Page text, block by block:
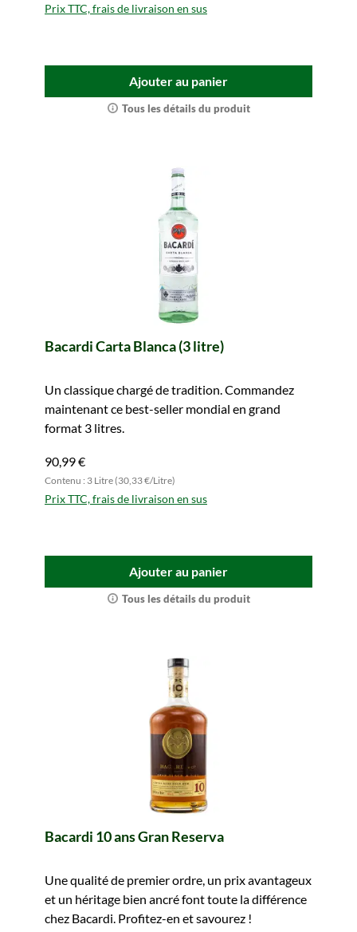
Prix TTC, frais de livraison en sus
Ajouter au panier
Tous les détails du produit
Bacardi Carta Blanca (3 litre)
Un classique chargé de tradition. Commandez
maintenant ce best-seller mondial en grand
format 3 litres.
90,99 €
Contenu : 3 Litre (30,33 €/Litre)
Prix TTC, frais de livraison en sus
Ajouter au panier
Tous les détails du produit
Bacardi 10 ans Gran Reserva
Une qualité de premier ordre, un prix avantageux
et un héritage bien ancré font toute la différence
chez Bacardi. Profitez-en et savourez !